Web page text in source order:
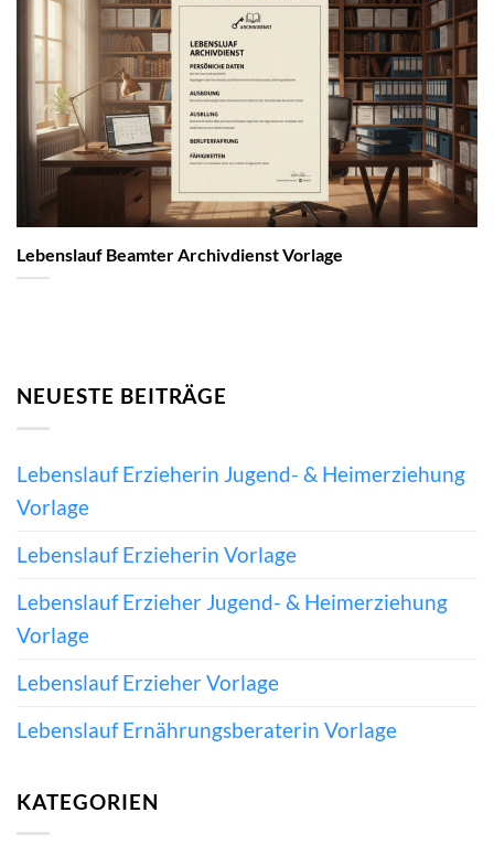
Lebenslauf Beamter Archivdienst Vorlage
NEUESTE BEITRÄGE
Lebenslauf Erzieherin Jugend- & Heimerziehung
Vorlage
Lebenslauf Erzieherin Vorlage
Lebenslauf Erzieher Jugend- & Heimerziehung
Vorlage
Lebenslauf Erzieher Vorlage
Lebenslauf Ernährungsberaterin Vorlage
KATEGORIEN